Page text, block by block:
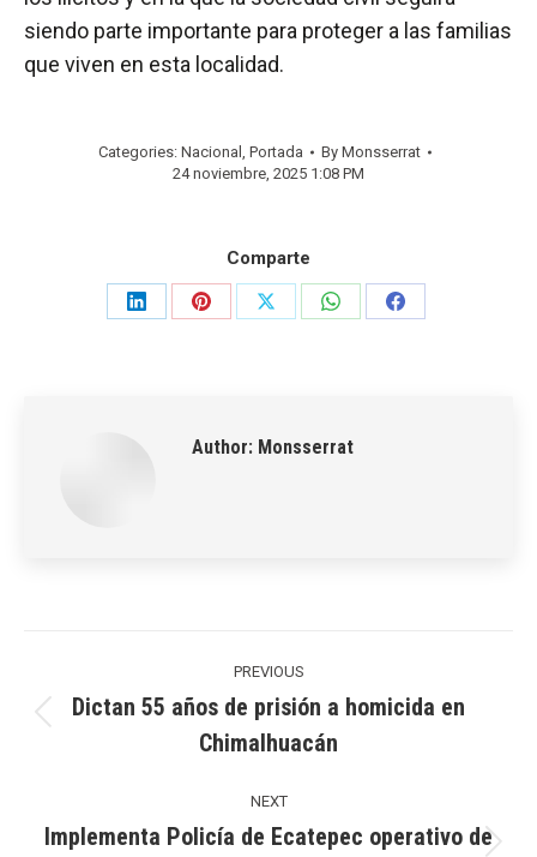
siendo parte importante para proteger a las familias
que viven en esta localidad.
Categories: Nacional , Portada By Monsserrat
24 noviembre, 2025 1:08 PM
Comparte
Share
Share
Share
Share
Share
Author: Monsserrat
PREVIOUS
post:
Dictan 55 años de prisión a homicida en
Chimalhuacán
NEXT
Implementa Policía de Ecatepec operativo de